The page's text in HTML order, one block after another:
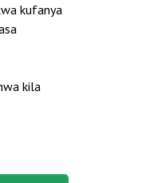
kufanya
kila